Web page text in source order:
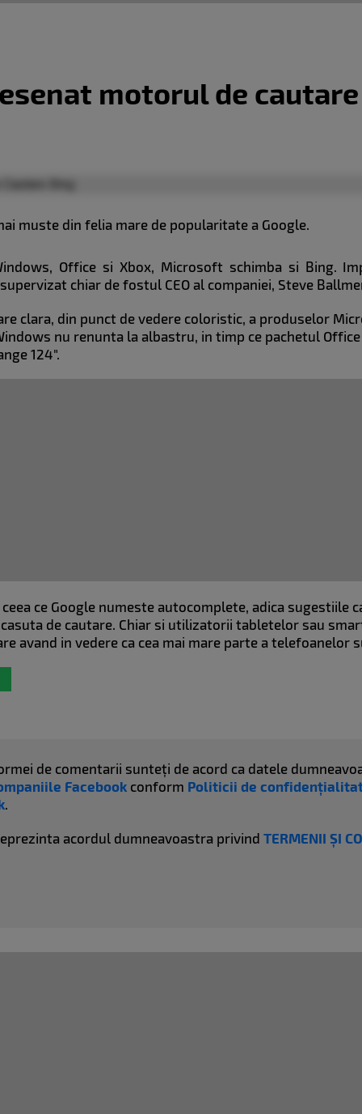
motorul de
muste din felia mare de popularitate a Google.
Office si Xbox, Microsoft schimba si Bing.
chiar de fostul CEO al companiei, Steve
clara, din punct de vedere coloristic, a produselor
nu renunta la albastru, in timp ce pachetul
124".
ce Google numeste autocomplete, adica sugestiile
de cautare. Chiar si utilizatorii tabletelor sau
avand in vedere ca cea mai mare parte a telefoanelor
de comentarii sunteți de acord ca datele
Facebook conform Politicii de
.
acordul dumneavoastra privind TERMENII ȘI